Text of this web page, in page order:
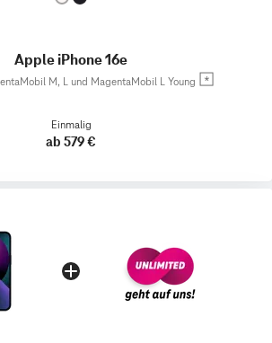
Apple iPhone 16e
M, L und MagentaMobil L Young
Einmalig
ab 579 €